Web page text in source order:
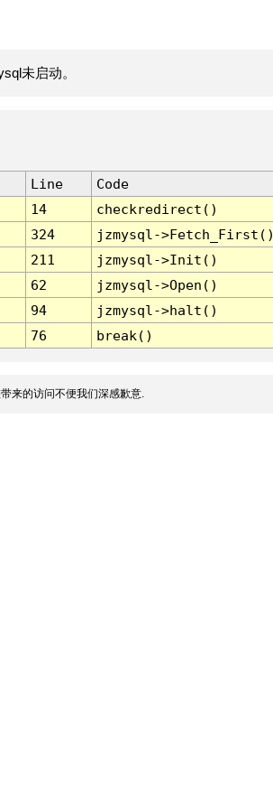
未启动。
Line
Code
14
checkredirect()
324
jzmysql-
211
jzmysql->Init()
62
jzmysql->Open()
94
jzmysql->halt()
76 break()
来的访问不便我们深感歉意.